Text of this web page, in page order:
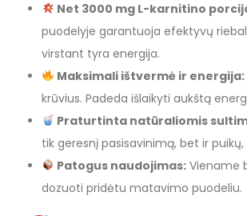
Net 3000 mg L-karnitino
puodelyje garantuoja efektyvų
virstant tyra energija.
Maksimali ištvermė ir energija:
krūvius. Padeda išlaikyti aukštą
Praturtinta natūraliomis
tik geresnį pasisavinimą, bet ir
Patogus naudojimas:Viename
dozuoti pridėtu matavimo puodeliu.